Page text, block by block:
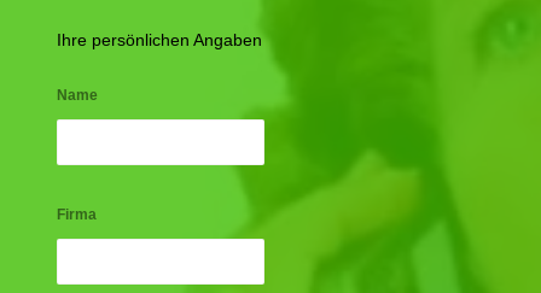
Ihre persönlichen Angaben
Name
Firma